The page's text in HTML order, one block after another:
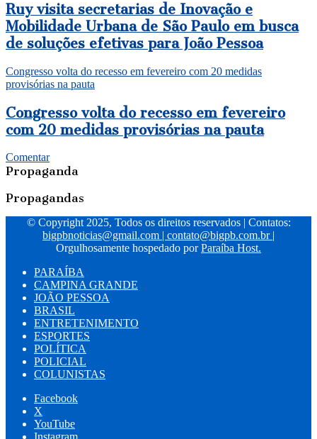
Ruy visita secretarias de Inovação e
Mobilidade Urbana de São Paulo em busca
de soluções efetivas para João Pessoa
Congresso volta do recesso em fevereiro com 20 medidas
provisórias na pauta
Congresso volta do recesso em fevereiro
com 20 medidas provisórias na pauta
Comentar
Propaganda
Propagandas
© Copyright 2025, Todos os direitos reservados | Contatos:
bigpbnoticias@gmail.com
contato@bigpb.com.br
Orgulhosamente hospedado porParaíba Host.
PARAÍBA
CAMPINA GRANDE
JOÃO PESSOA
BRASIL
ENTRETENIMENTO
ESPORTES
POLÍTICA
POLICIAL
COLUNISTAS
Facebook
X
YouTube